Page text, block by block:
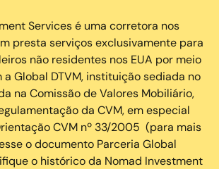
Services é uma corretora nos
presta serviços exclusivamente para
não residentes nos EUA por meio
Global DTVM, instituição sediada no
na Comissão de Valores Mobiliário,
da CVM, em especial
CVM nº 33/2005 (para mais
o documento Parceria Global
o histórico da Nomad Investment